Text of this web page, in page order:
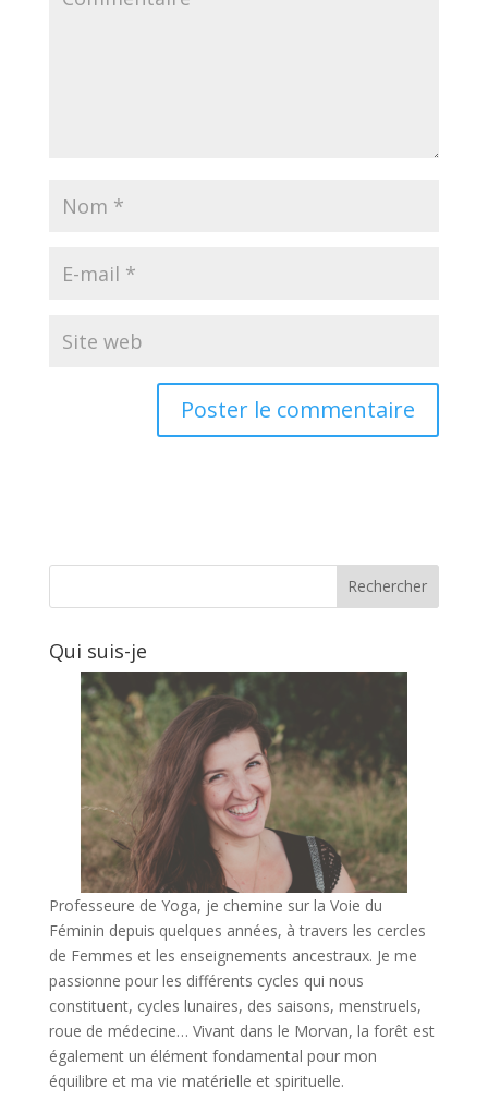
Qui suis-je
Professeure de Yoga, je chemine sur la Voie du
Féminin depuis quelques années, à travers les cercles
de Femmes et les enseignements ancestraux. Je me
passionne pour les différents cycles qui nous
constituent, cycles lunaires, des saisons, menstruels,
roue de médecine… Vivant dans le Morvan, la forêt est
également un élément fondamental pour mon
équilibre et ma vie matérielle et spirituelle.